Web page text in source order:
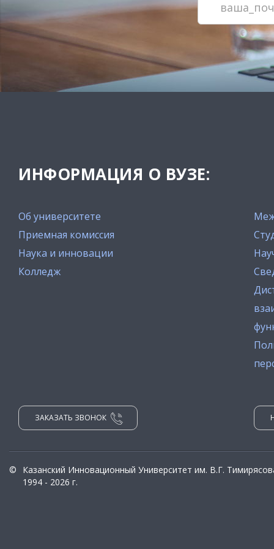
ИНФОРМАЦИЯ О ВУЗЕ:
Об университете
Приемная комиссия
Наука и инновации
Колледж
ЗАКАЗАТЬ ЗВОНОК
©
Казанский Инновационный Университет им. В.Г.
1994 - 2026 г.